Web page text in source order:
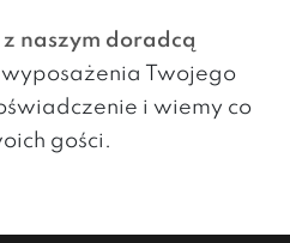
naszym doradcą
Twojego
i wiemy co
gości.